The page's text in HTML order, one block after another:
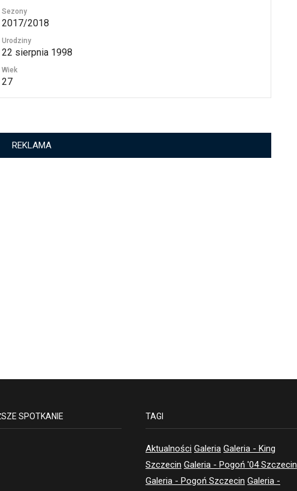
Sezony
2017/2018
Urodziny
22 sierpnia 1998
Wiek
27
REKLAMA
SPOTKANIE TAGI
Aktualności Galeria Galeria - King
Szczecin Galeria - Pogoń '04 Szczecin
Galeria - Pogoń Szczecin Galeria -